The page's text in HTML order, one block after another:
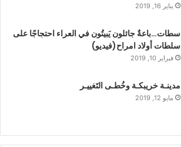
يناير 16, 2019
سطات…باعةٌ جائلون يَبيتُون في العراء احتجاجًا على
سلطات أولاد امراح(فيديو)
فبراير 10, 2019
مدينـة خريبكـة وخُطـى التَغييـر
مايو 12, 2019